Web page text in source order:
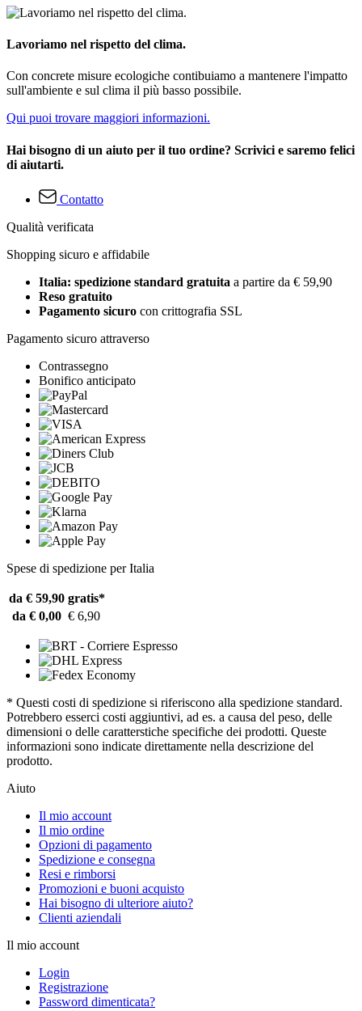
Lavoriamo nel rispetto del clima.
Con concrete misure ecologiche contibuiamo a mantenere l'impatto
sull'ambiente e sul clima il più basso possibile.
Qui puoi trovare maggiori informazioni.
Hai bisogno di un aiuto per il tuo ordine? Scrivici e saremo felici
di aiutarti.
Contatto
Qualità verificata
Shopping sicuro e affidabile
Italia: spedizione standard gratuita a partire da € 59,90
Reso gratuito
Pagamento sicuro con crittografia SSL
Pagamento sicuro attraverso
Contrassegno
Bonifico anticipato
Spese di spedizione per Italia
da € 59,90 gratis*
da € 0,00 € 6,90
* Questi costi di spedizione si riferiscono alla spedizione standard.
Potrebbero esserci costi aggiuntivi, ad es. a causa del peso, delle
dimensioni o delle caratterstiche specifiche dei prodotti. Queste
informazioni sono indicate direttamente nella descrizione del
prodotto.
Aiuto
Il mio account
Il mio ordine
Opzioni di pagamento
Spedizione e consegna
Resi e rimborsi
Promozioni e buoni acquisto
Hai bisogno di ulteriore aiuto?
Clienti aziendali
Il mio account
Login
Registrazione
Password dimenticata?